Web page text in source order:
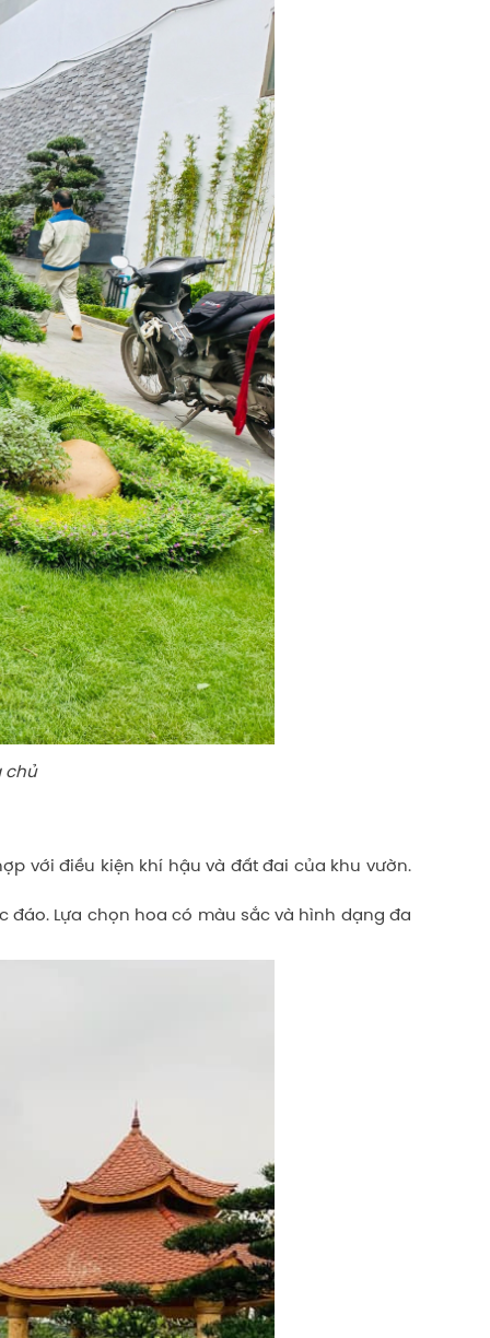
chủ
với điều kiện khí hậu và đất đai của khu vườn.
Lựa chọn hoa có màu sắc và hình dạng đa